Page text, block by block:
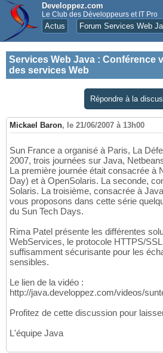
Developpez.com
Le Club des Développeurs et IT Pro
Actus Forum Services Web
Services Web Java : Conférence
des services Web
Répondre à la
Mickael Baron, le 21/06/2007 à 13h00
Sun France a organisé à Paris, La
2007, trois journées sur Java,
La première journée était consacrée à
Day) et à OpenSolaris. La seconde,
Solaris. La troisième, consacrée à
vous proposons dans cette série
du Sun Tech Days.
Rima Patel présente les différentes
WebServices, le protocole HTTPS/
suffisamment sécurisante pour les
sensibles.
Le lien de la vidéo :
http://java.developpez.com/videos/
Profitez de cette discussion pour
L'équipe Java